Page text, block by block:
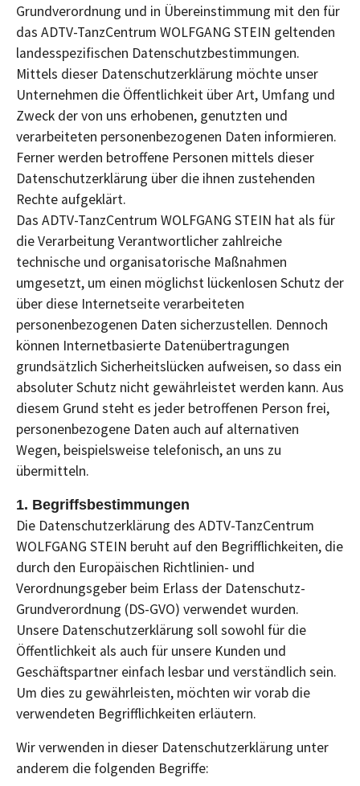
Grundverordnung und in Übereinstimmung mit den für
das ADTV-TanzCentrum WOLFGANG STEIN geltenden
landesspezifischen Datenschutzbestimmungen.
Mittels dieser Datenschutzerklärung möchte unser
Unternehmen die Öffentlichkeit über Art, Umfang und
Zweck der von uns erhobenen, genutzten und
verarbeiteten personenbezogenen Daten informieren.
Ferner werden betroffene Personen mittels dieser
Datenschutzerklärung über die ihnen zustehenden
Rechte aufgeklärt.
Das ADTV-TanzCentrum WOLFGANG STEIN hat als für
die Verarbeitung Verantwortlicher zahlreiche
technische und organisatorische Maßnahmen
umgesetzt, um einen möglichst lückenlosen Schutz der
über diese Internetseite verarbeiteten
personenbezogenen Daten sicherzustellen. Dennoch
können Internetbasierte Datenübertragungen
grundsätzlich Sicherheitslücken aufweisen, so dass ein
absoluter Schutz nicht gewährleistet werden kann. Aus
diesem Grund steht es jeder betroffenen Person frei,
personenbezogene Daten auch auf alternativen
Wegen, beispielsweise telefonisch, an uns zu
übermitteln.
1. Begriffsbestimmungen
Die Datenschutzerklärung des ADTV-TanzCentrum
WOLFGANG STEIN beruht auf den Begrifflichkeiten, die
durch den Europäischen Richtlinien- und
Verordnungsgeber beim Erlass der Datenschutz-
Grundverordnung (DS-GVO) verwendet wurden.
Unsere Datenschutzerklärung soll sowohl für die
Öffentlichkeit als auch für unsere Kunden und
Geschäftspartner einfach lesbar und verständlich sein.
Um dies zu gewährleisten, möchten wir vorab die
verwendeten Begrifflichkeiten erläutern.
Wir verwenden in dieser Datenschutzerklärung unter
anderem die folgenden Begriffe: